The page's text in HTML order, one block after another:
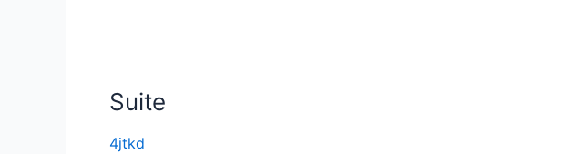
Suite
4jtkd